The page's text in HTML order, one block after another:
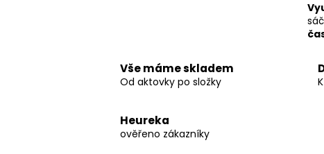
Vše máme skladem
Od aktovky po složky
Heureka
ověřeno zákazníky